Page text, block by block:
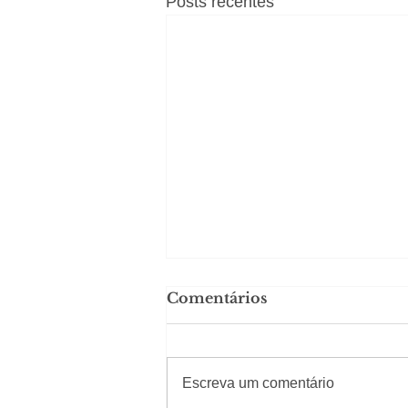
Comentários
Escreva um comentário
#Sugestões